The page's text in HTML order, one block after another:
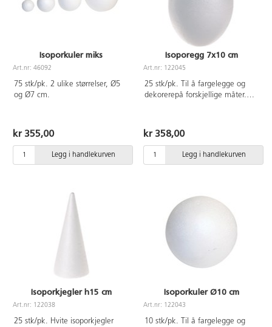
Isoporkuler miks
Art.nr: 46092
75 stk/pk. 2 ulike størrelser, Ø5
og Ø7 cm.
kr 355,00
Legg i handlekurven
Isoporegg 7x10 cm
Art.nr: 122045
25 stk/pk. Til å fargelegge og
dekorerepå forskjellige måter.
kr 358,00
Legg i handlekurven
Isoporkjegler h15 cm
Art.nr: 122038
25 stk/pk. Hvite isoporkjegler
Isoporkuler Ø10 cm
Art.nr: 122043
10 stk/pk. Til å fargelegge og